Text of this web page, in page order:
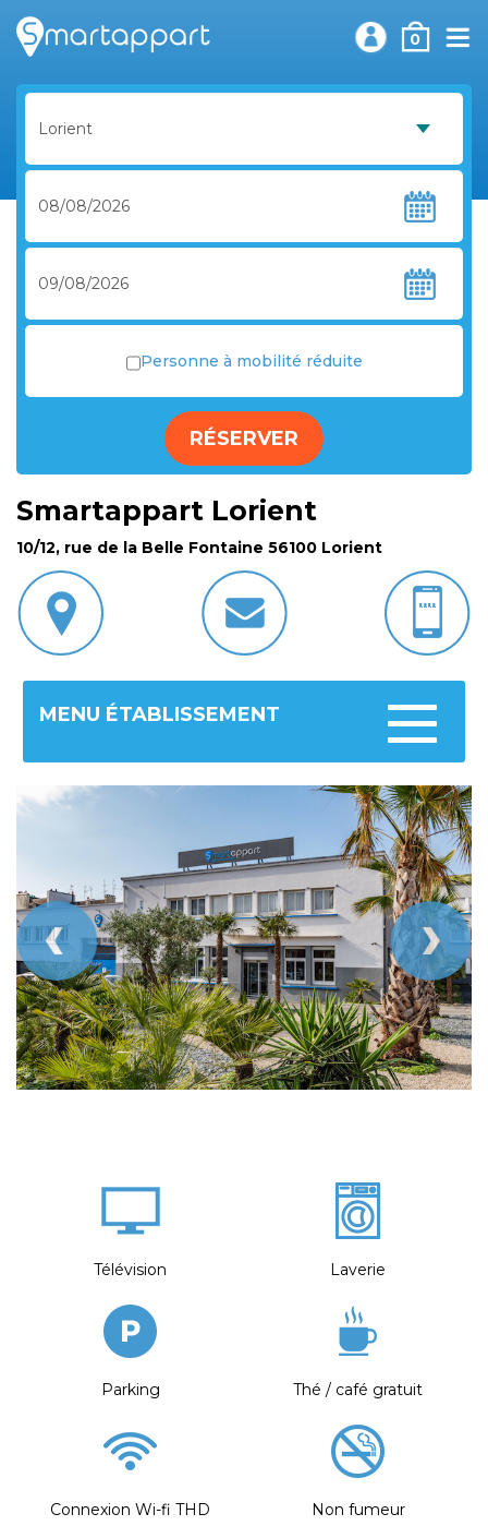
0
Personne à mobilité réduite
RÉSERVER
Smartappart Lorient
10/12, rue de la Belle Fontaine 56100 Lorient
Toggle
MENU ÉTABLISSEMENT
Télévision Laverie
Parking Thé / café gratuit
Connexion Wi-fi THD Non fumeur